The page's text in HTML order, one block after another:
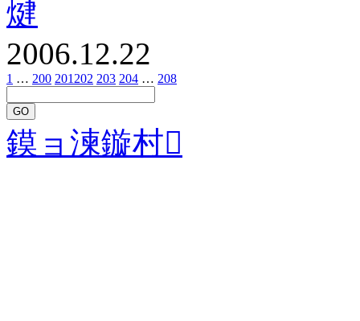
煡
2006.12.22
1 … 200 201 202 203 204 … 208
GO
鏌ョ湅鏇村